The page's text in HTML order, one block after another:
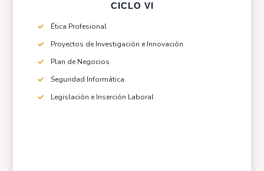
CICLO VI
Ética Profesional
Proyectos de Investigación e Innovación
Plan de Negocios
Seguridad Informática
Legislación e Inserción Laboral